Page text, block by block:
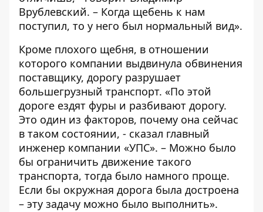
Врублевский. – Когда щебень к нам
поступил, то у него был нормальный вид».
Кроме плохого щебня, в отношении
которого компании выдвинула обвинения
поставщику, дорогу разрушает
большегрузный транспорт. «По этой
дороге ездят фуры и разбивают дорогу.
Это один из факторов, почему она сейчас
в таком состоянии, - сказал главный
инженер компании «УПС». – Можно было
бы ограничить движение такого
транспорта, тогда было намного проще.
Если бы окружная дорога была достроена
– эту задачу можно было выполнить».